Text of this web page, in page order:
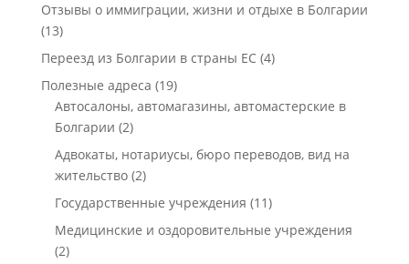
Отзывы о иммиграции, жизни и отдыхе в Болгарии
(13)
Переезд из Болгарии в страны ЕС(4)
Полезные адреса (19)
Автосалоны, автомагазины, автомастерские в
Болгарии (2)
Адвокаты, нотариусы, бюро переводов, вид на
жительство(2)
Государственные учреждения (11)
Медицинские и оздоровительные учреждения
(2)